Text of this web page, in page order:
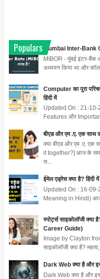
Populars
Mumbai Inter-Bank
MIBOR - मुंबई इंटर-बैंक
अध्ययन किया था और कॉल
Computer का पूरा
हिंदी में
Updated On : 21-10-
Features और
बीएड और एम .ए. एक
क्या बीएड और एम .ए.
it together?] आज के
स...
ईमेल एड्रेस क्या है? हिंदी में
Updated On : 16-09-
Meaning in Hindi) आज
स्पोर्ट्स साइकोलॉजी
Career Guide)
Image by Clayton
साइकोलॉजी क्या है?
Dark Web क्या है और
Dark Web क्या है और